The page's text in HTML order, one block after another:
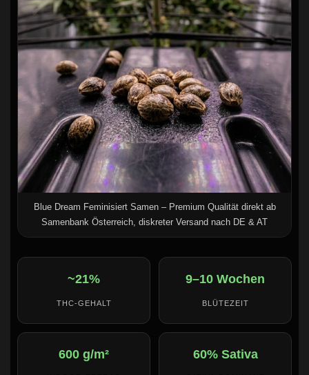
Blue Dream Feminisiert Samen – Premium Qualität direkt ab
Samenbank Österreich, diskreter Versand nach DE & AT
~21%
THC-GEHALT
9–10 Wochen
BLÜTEZEIT
600 g/m² 60% Sativa